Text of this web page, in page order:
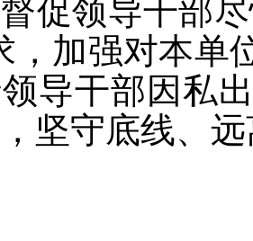
促领导干部
，加强对本单
导干部因私
坚守底线、